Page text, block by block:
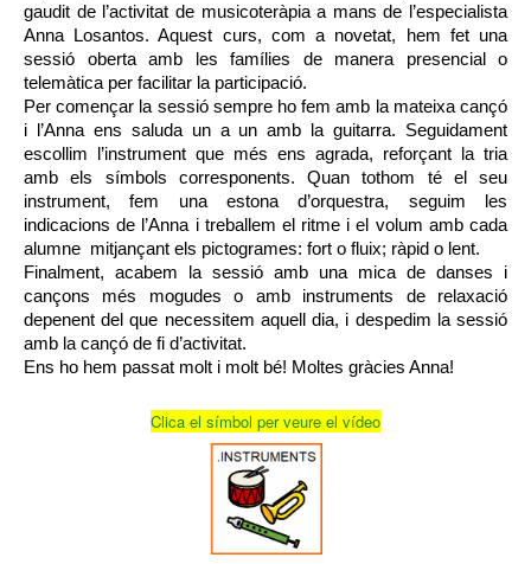
gaudit de l’activitat de musicoteràpia a mans de l’especialista
Anna Losantos. Aquest curs, com a novetat, hem fet una
sessió oberta amb les famílies de manera presencial o
telemàtica per facilitar la participació.
Per començar la sessió sempre ho fem amb la mateixa cançó
i l’Anna ens saluda un a un amb la guitarra. Seguidament
escollim l’instrument que més ens agrada, reforçant la tria
amb els símbols corresponents. Quan tothom té el seu
instrument, fem una estona d’orquestra, seguim les
indicacions de l’Anna i treballem el ritme i el volum amb cada
alumne  mitjançant els pictogrames: fort o fluix; ràpid o lent.
Finalment, acabem la sessió amb una mica de danses i
cançons més mogudes o amb instruments de relaxació
depenent del que necessitem aquell dia, i despedim la sessió
amb la cançó de fi d’activitat.
Ens ho hem passat molt i molt bé! Moltes gràcies Anna!
Clica el símbol per veure el vídeo